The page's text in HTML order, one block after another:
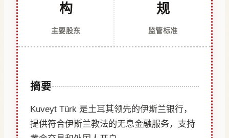
构
主要股东
规
监管标准
摘要
Kuveyt Türk 是土耳其领先的伊斯兰银行，
提供符合伊斯兰教法的无息金融服务，支持